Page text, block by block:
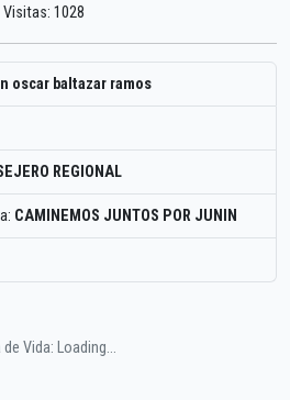
Visitas: 1028
oscar baltazar ramos
REGIONAL
CAMINEMOS JUNTOS POR JUNIN
de Vida: Loading...